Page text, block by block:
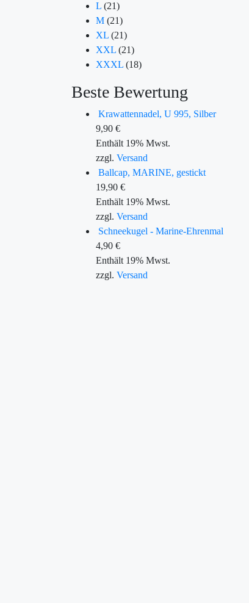
L (21)
M (21)
XL (21)
XXL (21)
XXXL (18)
Beste Bewertung
Krawattennadel, U 995, Silber
9,90 €
Enthält 19% Mwst.
zzgl. Versand
Ballcap, MARINE, gestickt
19,90 €
Enthält 19% Mwst.
zzgl. Versand
Schneekugel - Marine-Ehrenmal
4,90 €
Enthält 19% Mwst.
zzgl. Versand